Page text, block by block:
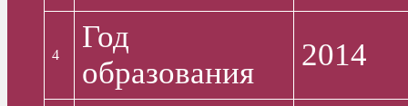
4
Год
образования
2014